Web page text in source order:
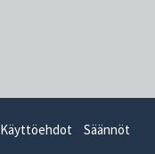
Käyttöehdot
Säännöt